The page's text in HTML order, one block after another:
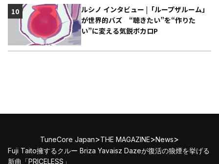
ルシノ インタビュー |「ループザルーム」
が世界的バズ “聴きたい”を“作りた
い”に変える気鋭ボカロP
10
TuneCore Japan>THE MAGAZINE>News>
Fuji Taito擁するクルー Briza Yavaisz Dazeが復活の狼煙を挙げる
新曲「PRICELESS」